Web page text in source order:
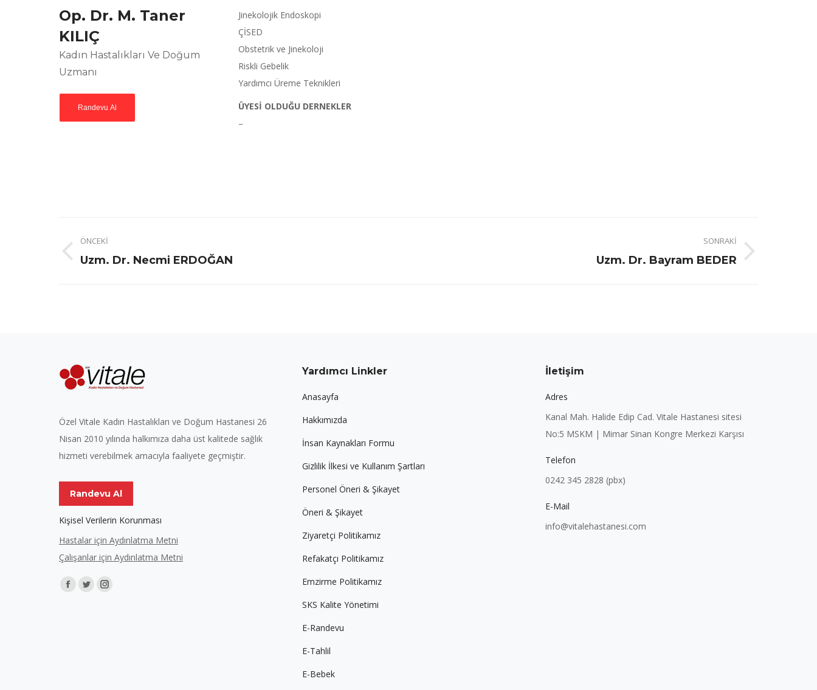
Op. Dr. M. Taner
KILIÇ
Kadın Hastalıkları Ve Doğum
Uzmanı
Randevu Al
Jinekolojik Endoskopi
ÇİSED
Obstetrik ve Jinekoloji
Riskli Gebelik
Yardımcı Üreme Teknikleri
ÜYESİ OLDUĞU DERNEKLER
–
navigation
ÖNCEKI
Previous
Uzm. Dr. Necmi ERDOĞAN
SONRAKI
Uzm. Dr. Bayram BEDER
Özel Vitale Kadın Hastalıkları ve Doğum Hastanesi 26
Nisan 2010 yılında halkımıza daha üst kalitede sağlık
hizmeti verebilmek amacıyla faaliyete geçmiştir.
Randevu Al
Kişisel Verilerin Korunması
Hastalar için Aydınlatma Metni
Çalışanlar için Aydınlatma Metni
Find us on:
Facebook
TwitterInstagram
Yardımcı Linkler
Anasayfa
Hakkımızda
İnsan Kaynakları Formu
Gizlilik İlkesi ve Kullanım Şartları
Personel Öneri & Şikayet
Öneri & Şikayet
Ziyaretçi Politikamız
Refakatçı Politikamız
Emzirme Politikamız
SKS Kalite Yönetimi
E-Randevu
E-Tahlil
E-Bebek
İletişim
Adres
Kanal Mah. Halide Edip Cad. Vitale Hastanesi sitesi
No:5 MSKM | Mimar Sinan Kongre Merkezi Karşısı
Telefon
0242 345 2828 (pbx)
E-Mail
info@vitalehastanesi.com